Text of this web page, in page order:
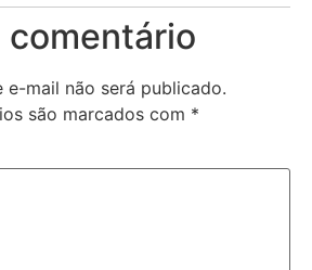
comentário
e-mail não será publicado.
são marcados com *